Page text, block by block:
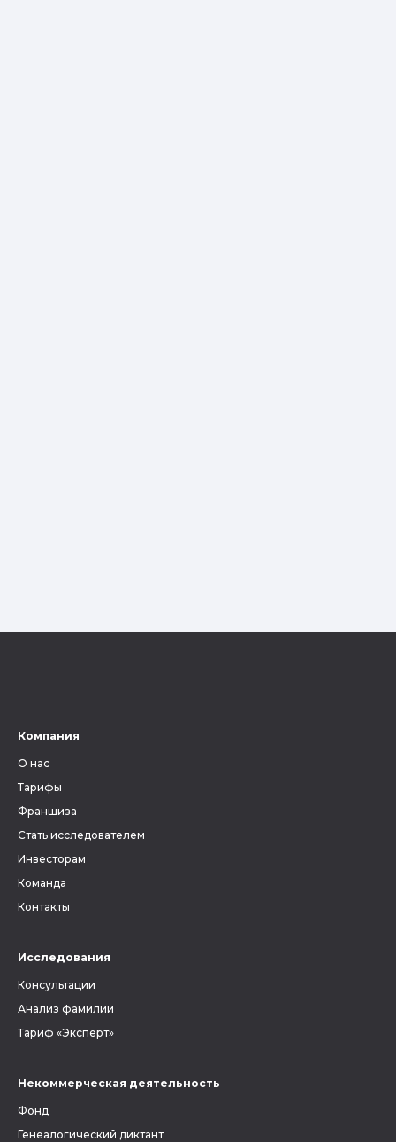
Компания
О нас
Тарифы
Франшиза
Стать исследователем
Инвесторам
Команда
Контакты
Исследования
Консультации
Анализ фамилии
Тариф «Эксперт»
Некоммерческая деятельность
Фонд
Генеалогический диктант